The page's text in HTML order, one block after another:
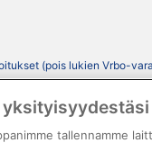
(pois lukien Vrbo-
yksityisyydestäsi
tallennamme